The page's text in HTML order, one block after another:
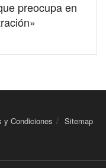
preocupa en
y Condiciones Sitemap